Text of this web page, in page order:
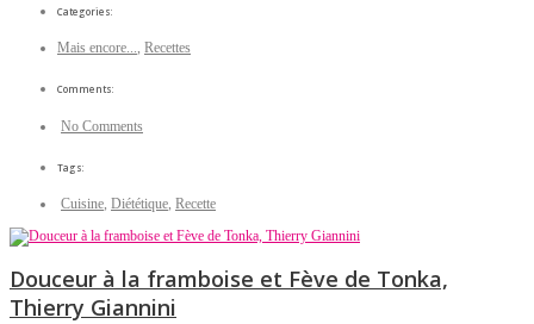
Categories:
Mais encore..., Recettes
Comments:
No Comments
Tags:
Cuisine, Diététique, Recette
Douceur à la framboise et Fève de Tonka,
Thierry Giannini